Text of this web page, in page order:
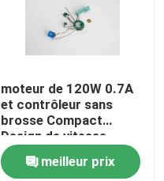
moteur de 120W 0.7A
et contrôleur sans
brosse Compact
Design de vitesse
meilleur prix